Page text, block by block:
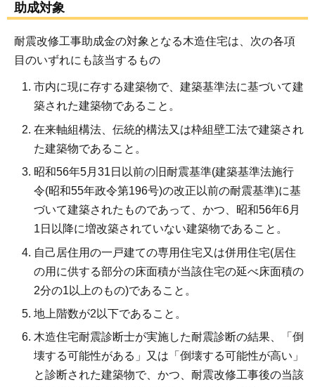
助成対象
耐震改修工事助成金の対象となる木造住宅は、次の各項
目のいずれにも該当するもの
市内に現に存する建築物で、建築基準法に基づいて建
築された建築物であること。
在来軸組構法、伝統的構法又は枠組壁工法で建築され
た建築物であること。
昭和56年5月31日以前の旧耐震基準(建築基準法施行
令(昭和55年政令第196号)の改正以前の耐震基準)に基
づいて建築されたものであって、かつ、昭和56年6月
1日以降に増改築されていない建築物であること。
自己居住用の一戸建ての専用住宅又は併用住宅(居住
の用に供する部分の床面積が当該住宅の延べ床面積の
2分の1以上のもの)であること。
地上階数が2以下であること。
木造住宅耐震診断士が実施した耐震診断の結果、「倒
壊する可能性がある」又は「倒壊する可能性が高い」
と診断された建築物で、かつ、耐震改修工事後の当該